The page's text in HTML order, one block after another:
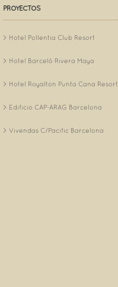
PROYECTOS
Hotel Pollentia Club Resort
Hotel Barceló Rivera Maya
Hotel Royalton Punta Cana Resort
Edificio CAP-ARAG Barcelona
Vivendas C/Pacific Barcelona